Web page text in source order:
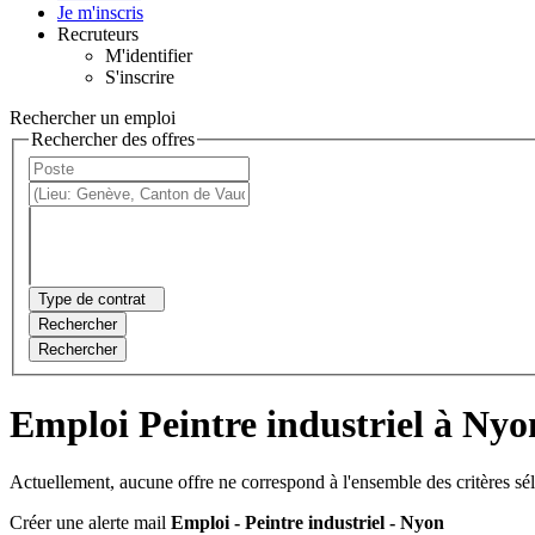
Je m'inscris
Recruteurs
M'identifier
S'inscrire
Rechercher un emploi
Rechercher des offres
Type de contrat
Rechercher
Rechercher
Emploi Peintre industriel à
Actuellement, aucune offre ne correspond à l'ensemble des critères
Créer une alerte mail Emploi - Peintre industriel - Nyon